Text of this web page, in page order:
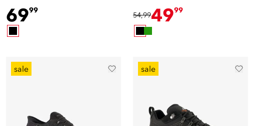
zwart
6999
54,994999
sale sale